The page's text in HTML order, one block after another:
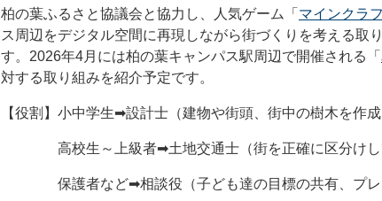
柏の葉ふるさと協議会と協力し、人気ゲーム「 マインクラ
ス周辺をデジタル空間に再現しながら街づくりを考える取
す。2026年4月には柏の葉キャンパス駅周辺で開催される「
対する取り組みを紹介予定です。
【役割】小中学生➡設計士（建物や街頭、街中の樹木を作成
高校生～上級者➡土地交通士（街を正確に区分けして
保護者など➡相談役（子ども達の目標の共有、プレイ